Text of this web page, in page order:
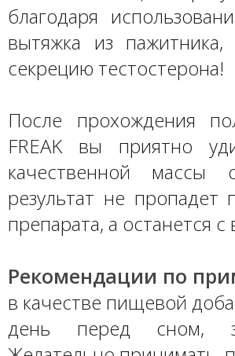
благодаря
вытяжка из
секрецию тестостерона!
После прохождения
FREAK вы приятно
качественной
результат не
препарата, а останется
Рекомендации по
в качестве пищевой
день перед сном,